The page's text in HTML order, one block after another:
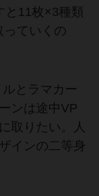
と11枚×3種類
っていくの
とラマカー
ンは途中VP
取りたい。人
インの二等身